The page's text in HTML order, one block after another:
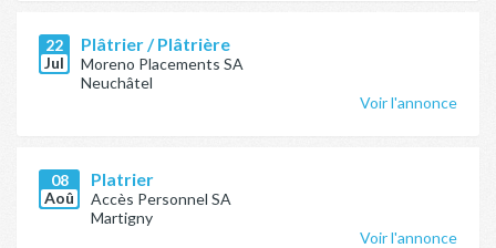
22
Jul
Plâtrier / Plâtrière
Moreno Placements SA
Neuchâtel
Voir l'annonce
08
Aoû
Platrier
Accès Personnel SA
Martigny
Voir l'annonce